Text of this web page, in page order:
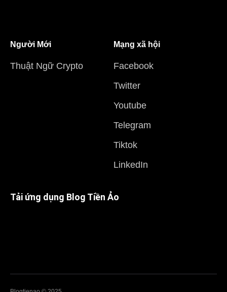
Người Mới
Thuật Ngữ Crypto
Mạng xã hội
Facebook
Twitter
Youtube
Telegram
Tiktok
LinkedIn
Tải ứng dụng Blog Tiền Ảo